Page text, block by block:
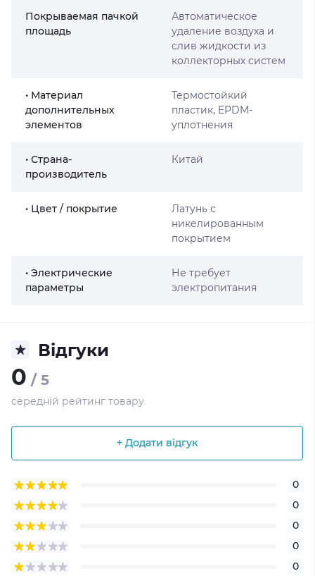
Покрываемая пачкой
площадь
Автоматическое
удаление воздуха и
слив жидкости из
коллекторных систем
• Материал
дополнительных
элементов
Термостойкий
пластик, EPDM-
уплотнения
• Страна-
производитель
Китай
• Цвет / покрытие
Латунь с
никелированным
покрытием
• Электрические
параметры
Не требует
электропитания
Відгуки
0 / 5
середній рейтинг товару
+ Додати відгук
0
0
0
0
0